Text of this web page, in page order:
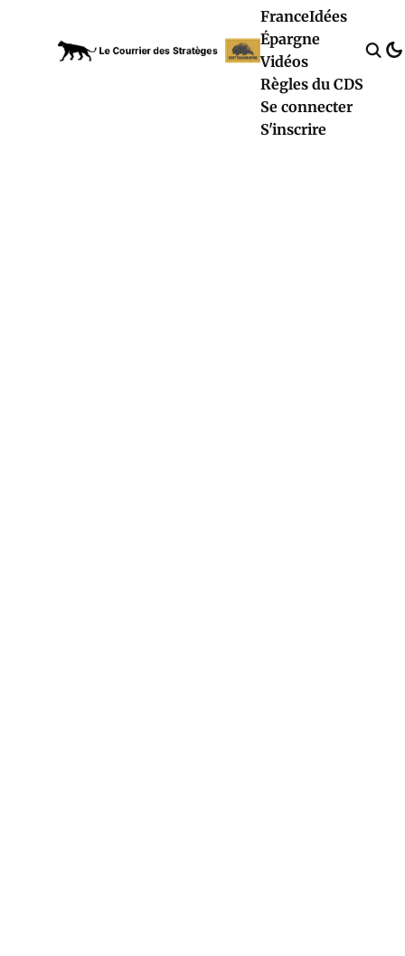
FranceIdées
Épargne
Vidéos
Règles du CDS
Se connecter
S'inscrire